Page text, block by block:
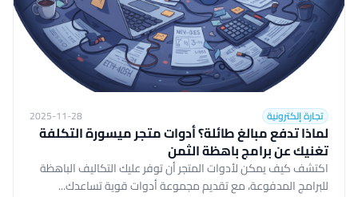
تجارة إلكترونية 2025-11-28
لماذا تدفع مبالغ طائلة؟ أدوات متجر ميسورة التكلفة
تغنيك عن برامج باهظة الثمن
اكتشف كيف يمكن لأدوات المتجر أن توفر عليك التكاليف الباهظة
للبرامج المدفوعة، مع تقديم مجموعة أدوات قوية تساعدك...